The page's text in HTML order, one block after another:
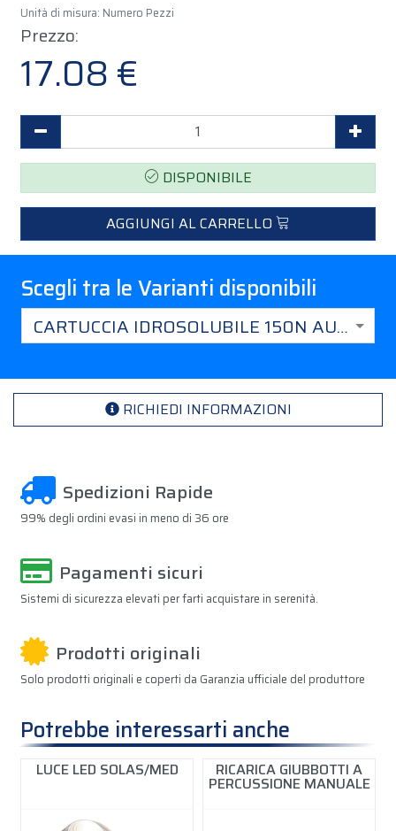
Unità di misura: Numero Pezzi
Prezzo:
17.08 €
DISPONIBILE
AGGIUNGI AL CARRELLO
Scegli tra le Varianti disponibili
CARTUCCIA IDROSOLUBILE 150N AUTO
RICHIEDI INFORMAZIONI
Spedizioni Rapide
99% degli ordini evasi in meno di 36 ore
Pagamenti sicuri
Sistemi di sicurezza elevati per farti acquistare in serenità.
Prodotti originali
Solo prodotti originali e coperti da Garanzia ufficiale del produttore
Potrebbe interessarti anche
LUCE LED SOLAS/MED RICARICA GIUBBOTTI A
PERCUSSIONE MANUALE